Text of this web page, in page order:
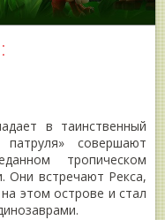
в таинственный
совершают
тропическом
Они встречают Рекса,
этом острове и стал